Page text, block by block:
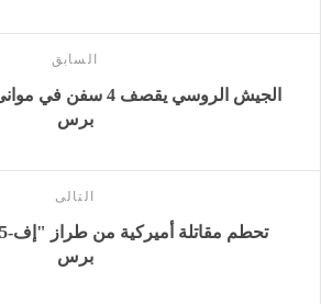
السابق
الجيش الروسي يقصف 4
برس
التالى
برس